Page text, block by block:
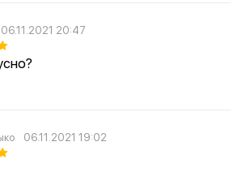
06.11.2021 20:47
06.11.2021 19:02